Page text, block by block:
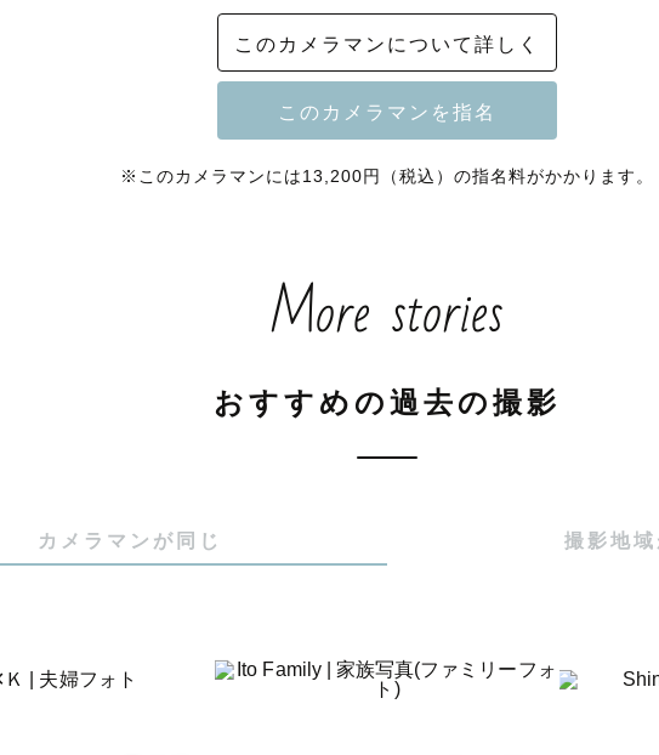
▷ゲスト満足度平均☆5.0
▷LGS(ラブグラファー養成講座)講師
▷ラブグラフアカデミー講師
【minaseについて】
ジタルカメラとパソコンで編集することで表現しています📷
自然の光を生かした撮影が得意なので、人それぞれ本来の美しさを
またストロボ照明を扱った撮影も得意なので夜景ウェディングやご
らえるようにご案内させて頂きます。
さい！
このカメラマンについて詳しく
※このカメラマンには13,200円（税込）の指名料がかかります。
More stories
おすすめの過去の撮影
カメラマンが同じ 撮影地域